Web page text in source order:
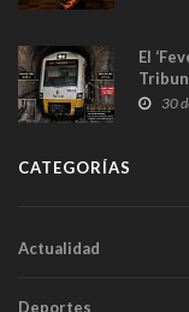
El
30
CATEGORÍAS
Actualidad
Deportes